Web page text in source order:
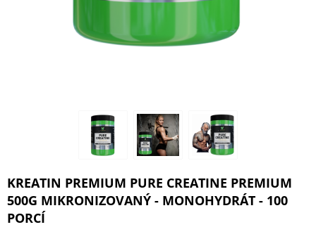
KREATIN PREMIUM PURE CREATINE PREMIUM
500G MIKRONIZOVANÝ - MONOHYDRÁT - 100
PORCÍ